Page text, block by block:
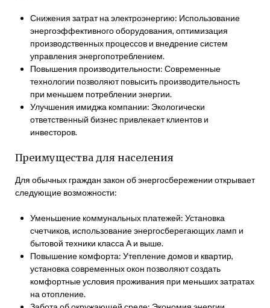
Снижения затрат на электроэнергию: Использование
энергоэффективного оборудования, оптимизация
производственных процессов и внедрение систем
управления энергопотреблением.
Повышения производительности: Современные
технологии позволяют повысить производительность
при меньшем потреблении энергии.
Улучшения имиджа компании: Экологически
ответственный бизнес привлекает клиентов и
инвесторов.
Преимущества для населения
Для обычных граждан закон об энергосбережении открывает
следующие возможности:
Уменьшение коммунальных платежей: Установка
счетчиков, использование энергосберегающих ламп и
бытовой техники класса А и выше.
Повышение комфорта: Утепление домов и квартир,
установка современных окон позволяют создать
комфортные условия проживания при меньших затратах
на отопление.